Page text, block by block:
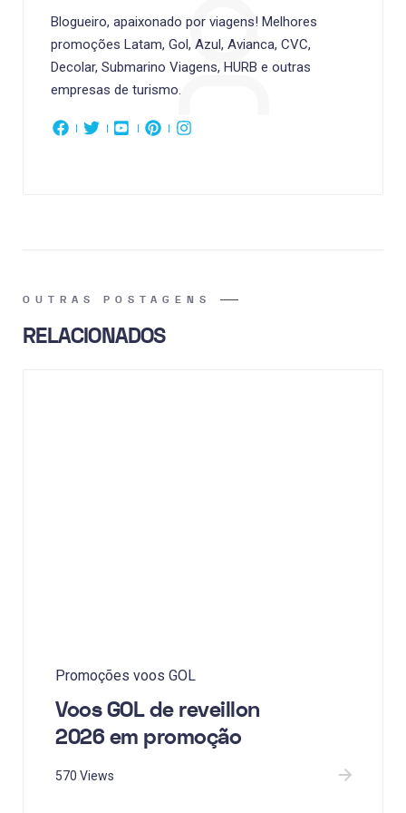
Blogueiro, apaixonado por viagens! Melhores
promoções Latam, Gol, Azul, Avianca, CVC,
Decolar, Submarino Viagens, HURB e outras
empresas de turismo.
OUTRAS POSTAGENS
RELACIONADOS
Promoções voos GOL
Voos GOL de reveillon
2026 em promoção
570 Views